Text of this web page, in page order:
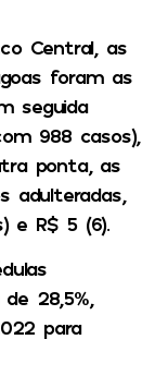
Central, as
foram as
seguida
988 casos),
ponta, as
adulteradas,
e R$ 5 (6).
28,5%,
para